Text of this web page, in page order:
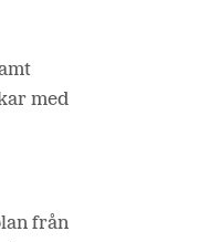
med
från